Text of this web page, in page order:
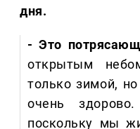
дня.
- Это
открытым
только зимой,
очень
поскольку мы